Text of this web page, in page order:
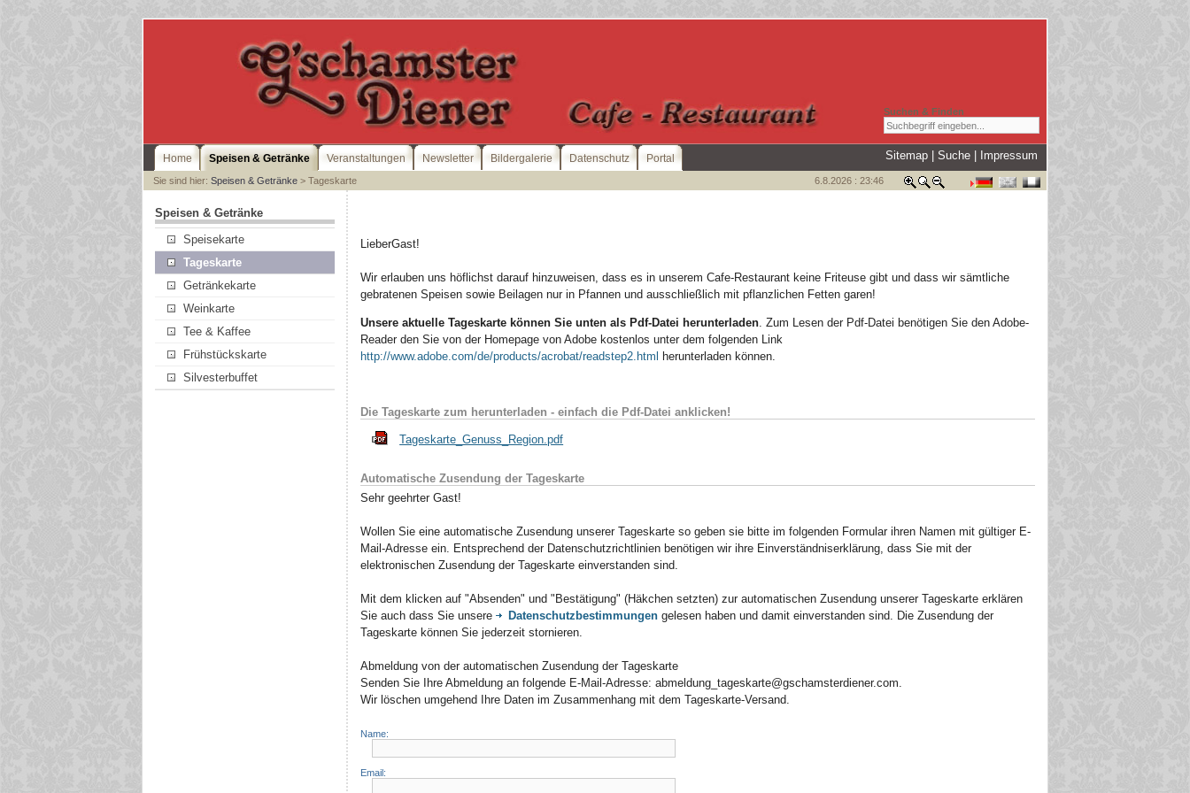
Suchen & Finden
Sitemap |Suche Impressum
Home Speisen & Getränke Veranstaltungen Newsletter Bildergalerie Datenschutz Portal
Sie sind hier: Speisen & Getränke> Tageskarte 6.8.2026 : 23:46
Speisen & Getränke
Speisekarte
Tageskarte
Getränkekarte
Weinkarte
Tee & Kaffee
Frühstückskarte
Silvesterbuffet
LieberGast!
Wir erlauben uns höflichst darauf hinzuweisen, dass es in unserem Cafe-Restaurant keine Friteuse gibt und dass wir sämtliche
gebratenen Speisen sowie Beilagen nur in Pfannen und ausschließlich mit pflanzlichen Fetten garen!
Unsere aktuelle Tageskarte können Sie unten als Pdf-Datei herunterladen. Zum Lesen der Pdf-Datei benötigen Sie den Adobe-
Reader den Sie von der Homepage von Adobe kostenlos unter dem folgenden Link
http://www.adobe.com/de/products/acrobat/readstep2.html
herunterladen können.
Die Tageskarte zum herunterladen - einfach die Pdf-Datei anklicken!
Tageskarte_Genuss_Region.pdf
Automatische Zusendung der Tageskarte
Sehr geehrter Gast!
Wollen Sie eine automatische Zusendung unserer Tageskarte so geben sie bitte im folgenden Formular ihren Namen mit gültiger E-
Mail-Adresse ein. Entsprechend der Datenschutzrichtlinien benötigen wir ihre Einverständniserklärung, dass Sie mit der
elektronischen Zusendung der Tageskarte einverstanden sind.
Mit dem klicken auf "Absenden" und "Bestätigung" (Häkchen setzten) zur automatischen Zusendung unserer Tageskarte erklären
Sie auch dass Sie unsere
Datenschutzbestimmungengelesen haben und damit einverstanden sind. Die Zusendung der
Tageskarte können Sie jederzeit stornieren.
Abmeldung von der automatischen Zusendung der Tageskarte
Senden Sie Ihre Abmeldung an folgende E-Mail-Adresse: abmeldung_tageskarte@gschamsterdiener.com.
Wir löschen umgehend Ihre Daten im Zusammenhang mit dem Tageskarte-Versand.
Name:
Email: